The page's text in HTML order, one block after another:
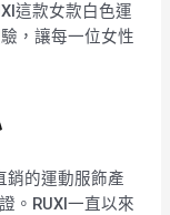
這款女款白色運
，讓每一位女性
銷的運動服飾產
。RUXI一直以來